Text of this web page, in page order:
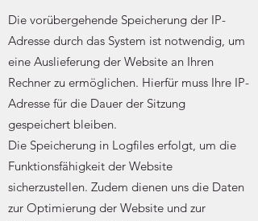
Die vorübergehende Speicherung der IP-
Adresse durch das System ist notwendig, um
eine Auslieferung der Website an Ihren
Rechner zu ermöglichen. Hierfür muss Ihre IP-
Adresse für die Dauer der Sitzung
gespeichert bleiben.
Die Speicherung in Logfiles erfolgt, um die
Funktionsfähigkeit der Website
sicherzustellen. Zudem dienen uns die Daten
zur Optimierung der Website und zur